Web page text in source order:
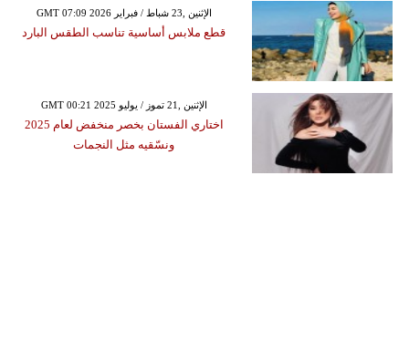
GMT 07:09 2026 الإثنين ,23 شباط / فبراير
قطع ملابس أساسية تناسب الطقس البارد
GMT 00:21 2025 الإثنين ,21 تموز / يوليو
اختاري الفستان بخصر منخفض لعام 2025
ونسّقيه مثل النجمات